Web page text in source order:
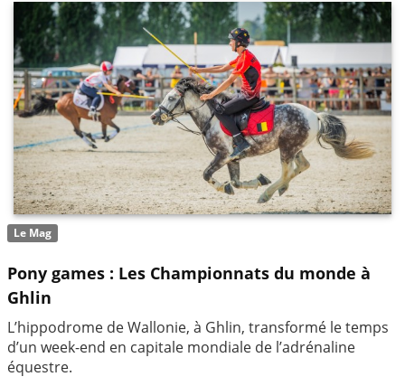
Le Mag
Pony games : Les Championnats du monde à
Ghlin
L’hippodrome de Wallonie, à Ghlin, transformé le temps
d’un week-end en capitale mondiale de l’adrénaline
équestre.